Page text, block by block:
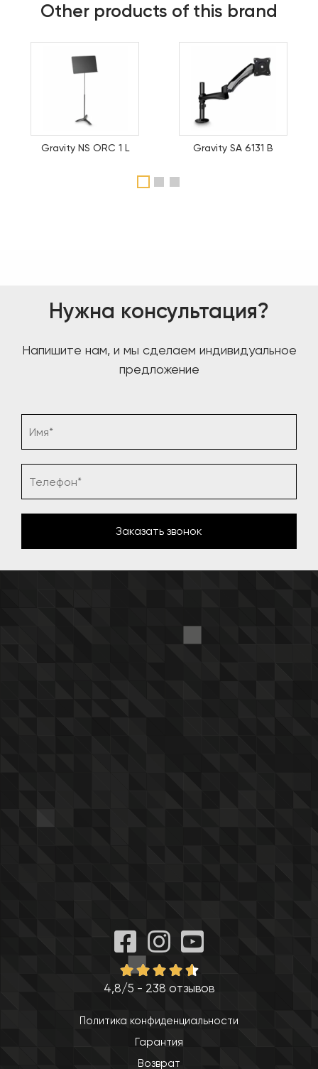
Other products of this brand
Gravity NS ORC 1 L Gravity SA 6131 B
Нужна консультация?
Напишите нам, и мы сделаем индивидуальное
предложение
4,8/5 - 238 отзывов
Политика конфиденциальности
Гарантия
Возврат